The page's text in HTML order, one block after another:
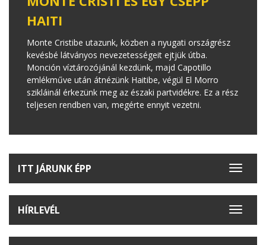
HAITI
Monte Cristibe utazunk, közben a nyugati országrész
kevésbé látványos nevezetességeit ejtjük útba.
Monción víztározójánál kezdünk, majd Capotillo
emlékműve után átnézünk Haitibe, végül El Morro
szikláinál érkezünk meg az északi partvidékre. Ez a rész
teljesen rendben van, megérte ennyit vezetni.
Toggle
ITT JÁRUNK ÉPP
Toggle
HÍRLEVÉL